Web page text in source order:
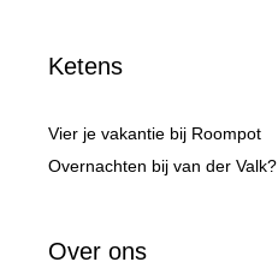
Ketens
Vier je vakantie bij Roompot
Overnachten bij van der Valk?
Over ons